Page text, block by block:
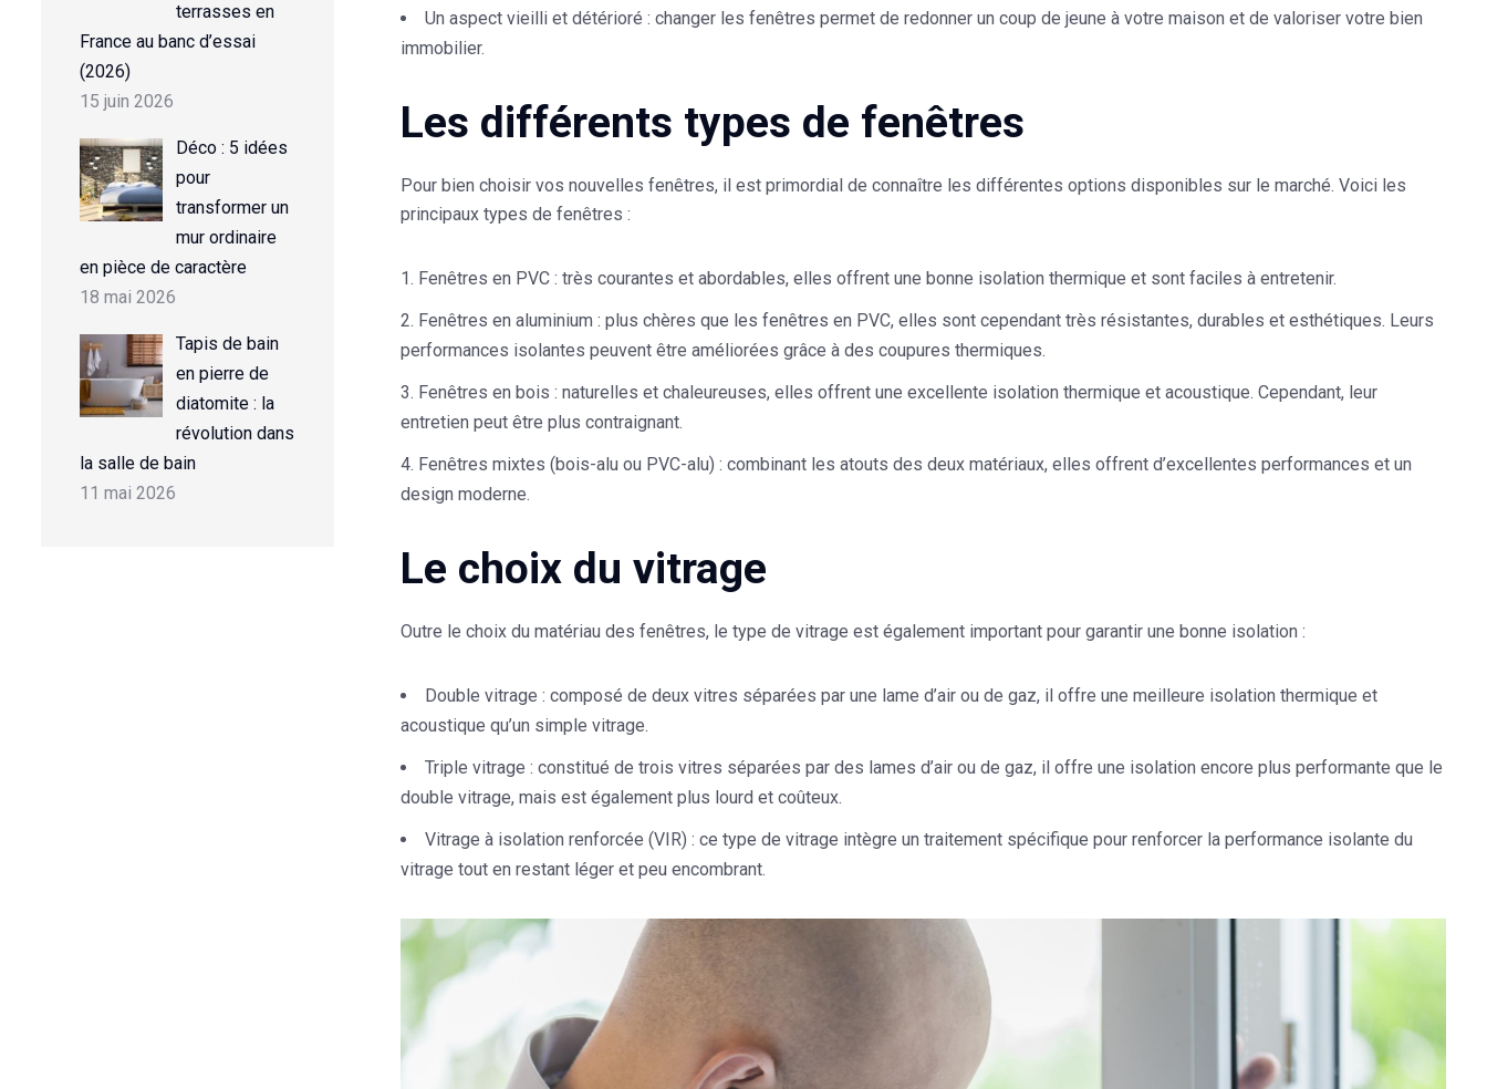
terrasses en
France au banc d’essai
(2026)
15 juin 2026
Déco : 5 idées
pour
transformer un
mur ordinaire
en pièce de caractère
18 mai 2026
Tapis de bain
en pierre de
diatomite : la
révolution dans
la salle de bain
11 mai 2026
Un aspect vieilli et détérioré : changer les fenêtres permet de redonner un coup de jeune à votre maison et de valoriser votre bien
immobilier.
Les différents types de fenêtres
Pour bien choisir vos nouvelles fenêtres, il est primordial de connaître les différentes options disponibles sur le marché. Voici les
principaux types de fenêtres :
Fenêtres en PVC : très courantes et abordables, elles offrent une bonne isolation thermique et sont faciles à entretenir.
Fenêtres en aluminium : plus chères que les fenêtres en PVC, elles sont cependant très résistantes, durables et esthétiques. Leurs
performances isolantes peuvent être améliorées grâce à des coupures thermiques.
Fenêtres en bois : naturelles et chaleureuses, elles offrent une excellente isolation thermique et acoustique. Cependant, leur
entretien peut être plus contraignant.
Fenêtres mixtes (bois-alu ou PVC-alu) : combinant les atouts des deux matériaux, elles offrent d’excellentes performances et un
design moderne.
Le choix du vitrage
Outre le choix du matériau des fenêtres, le type de vitrage est également important pour garantir une bonne isolation :
Double vitrage : composé de deux vitres séparées par une lame d’air ou de gaz, il offre une meilleure isolation thermique et
acoustique qu’un simple vitrage.
Triple vitrage : constitué de trois vitres séparées par des lames d’air ou de gaz, il offre une isolation encore plus performante que le
double vitrage, mais est également plus lourd et coûteux.
Vitrage à isolation renforcée (VIR) : ce type de vitrage intègre un traitement spécifique pour renforcer la performance isolante du
vitrage tout en restant léger et peu encombrant.